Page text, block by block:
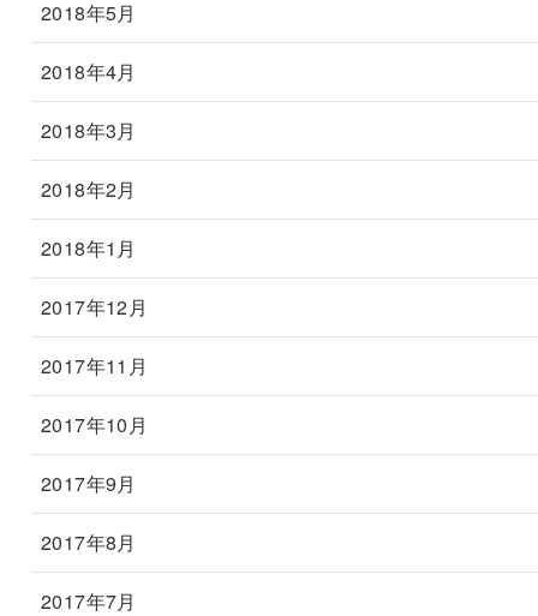
2018年5月
2018年4月
2018年3月
2018年2月
2018年1月
2017年12月
2017年11月
2017年10月
2017年9月
2017年8月
2017年7月